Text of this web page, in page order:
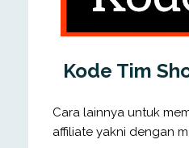
Kode Tim
Cara lainnya untuk
affiliate yakni dengan